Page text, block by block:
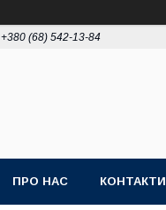
+380 (68) 542-13-84
ПРО НАС КОНТАКТИ